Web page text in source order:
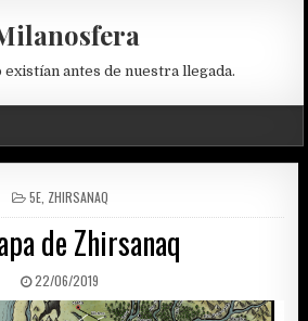
existían antes de nuestra llegada.
POSTED
IN
5E, ZHIRSANAQ
de Zhirsanaq
PUBLISHED
DATE:
22/06/2019